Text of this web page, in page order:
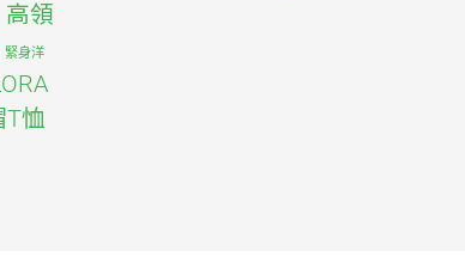
高領
緊身洋
T恤